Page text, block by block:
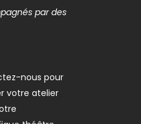
par des
nous pour
votre atelier